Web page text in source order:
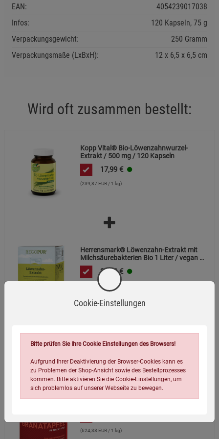
EAN:
4054239017038
Infos:
120 Kapseln, 75 g
Verpackungsgewicht:
250 Gramm
Verpackungsmaße (LxBxH):
12 6,5 6,5 cm
Wird oft zusammen bestellt:
Kopp Vital® Bio-Löwenzahnwurzel-
Extrakt / 500 mg / 120 Kapseln
17,99 €
(239,87 EUR / 1 kg)
Herrensmark® Löwenzahn-Extrakt mit
Milchsäurebakterien Bio 1 Liter / vegan /
fermentiert
29,99 €
(29,99 EUR / 1 l)
Kopp Vital® Granatapfel fermentiert / 450 mg
/ 30 Kapseln / MHD 30.09.26
(624,38 EUR / 1 kg)
Cookie-Einstellungen
Bitte prüfen Sie Ihre Cookie Einstellungen des Browsers!
Aufgrund Ihrer Deaktivierung der Browser-Cookies kann es
zu Problemen der Shop-Ansicht sowie des Bestellprozesses
kommen. Bitte aktivieren Sie die Cookie-Einstellungen, um
sich problemlos auf unserer Webseite zu bewegen.